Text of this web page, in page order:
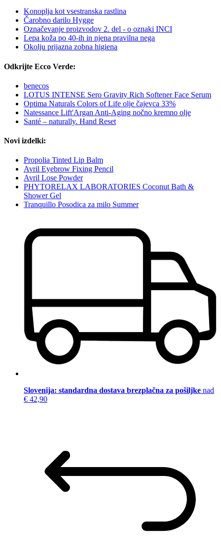
Konoplja kot vsestranska rastlina
Čarobno darilo Hygge
Označevanje proizvodov 2. del - o oznaki INCI
Lepa koža po 40-ih in njena pravilna nega
Okolju prijazna zobna higiena
Odkrijte Ecco Verde:
benecos
LOTUS INTENSE Sero Gravity Rich Softener Face Serum
Optima Naturals Colors of Life olje čajevca 33%
Natessance Lift'Argan Anti-Aging nočno kremno olje
Santé – naturally. Hand Reset
Novi izdelki:
Propolia Tinted Lip Balm
Avril Eyebrow Fixing Pencil
Avril Lose Powder
PHYTORELAX LABORATORIES Coconut Bath &
Shower Gel
Tranquillo Posodica za milo Summer
Slovenija: standardna dostava brezplačna za pošiljke nad
€ 42,90